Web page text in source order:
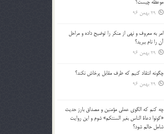
موعظه چيست؟
29 بهمن 96
امر به معروف و نهي از منكر را توضيح داده و مراحل
آن را نام ببريد؟
29 بهمن 96
چگونه انتقاد كنيم كه طرف مقابل پرخاش نكند؟
29 بهمن 96
چه كنم كه الگوي عملي مؤمنين و مصداق بارز حديث
«كونوا دعاة الناس بغير السنتكم» شوم و اين روايت
شامل حالم شود؟